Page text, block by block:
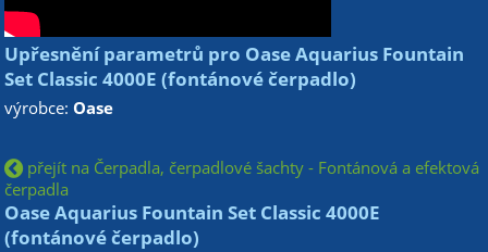
Upřesnění parametrů pro Oase Aquarius Fountain
Set Classic 4000E (fontánové čerpadlo)
výrobce:Oase
přejít na Čerpadla, čerpadlové šachty - Fontánová a efektová
čerpadla
Oase Aquarius Fountain Set Classic 4000E
(fontánové čerpadlo)